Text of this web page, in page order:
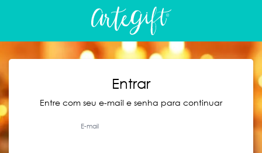
Entrar
Entre com seu e-mail e senha para continuar
E-mail